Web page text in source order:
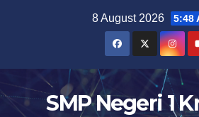
8 August 2026 5:48
SMP Negeri 1